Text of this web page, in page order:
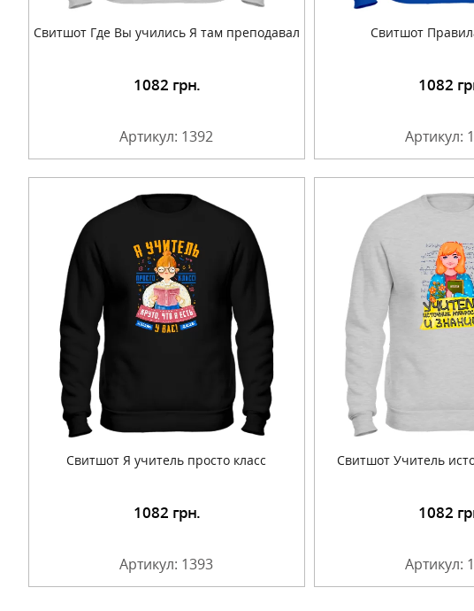
Свитшот Где Вы учились Я там преподавал
1082 грн.
Артикул: 1392
Свитшот
Подробнее 1082
Артикул:
Свитшот Я учитель просто класс
1082 грн.
Артикул: 1393
Свитшот Учитель
Подробнее 1082
Артикул: